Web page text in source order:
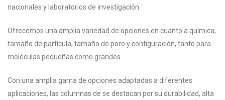
nacionales y laboratorios de investigación.
Ofrecemos una amplia variedad de opciones en cuanto a química,
tamaño de partícula, tamaño de poro y configuración, tanto para
moléculas pequeñas como grandes.
Con una amplia gama de opciones adaptadas a diferentes
aplicaciones, las columnas de se destacan por su durabilidad, alta